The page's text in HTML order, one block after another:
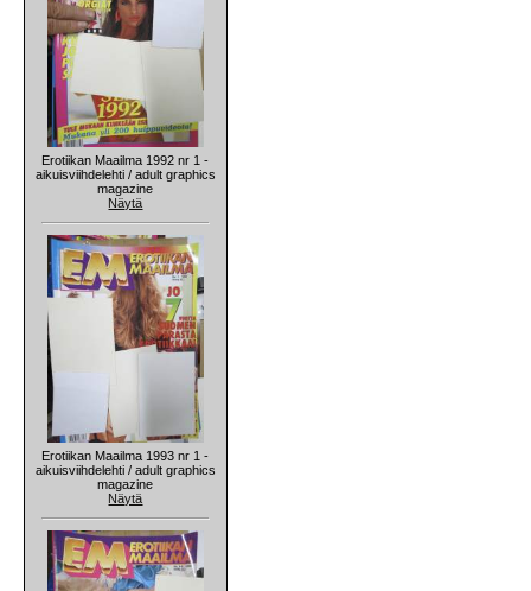
Erotiikan Maailma 1992 nr 1 -
aikuisviihdelehti / adult graphics
magazine
Näytä
Erotiikan Maailma 1993 nr 1 -
aikuisviihdelehti / adult graphics
magazine
Näytä